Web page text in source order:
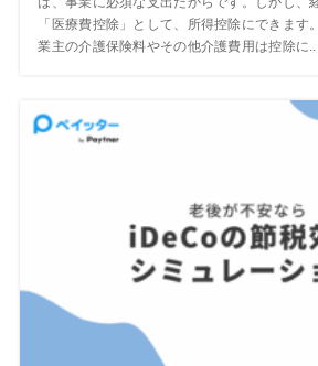
「医療費控除」として、所得控除にできます
業主の介護保険料やその他介護費用は控除に...